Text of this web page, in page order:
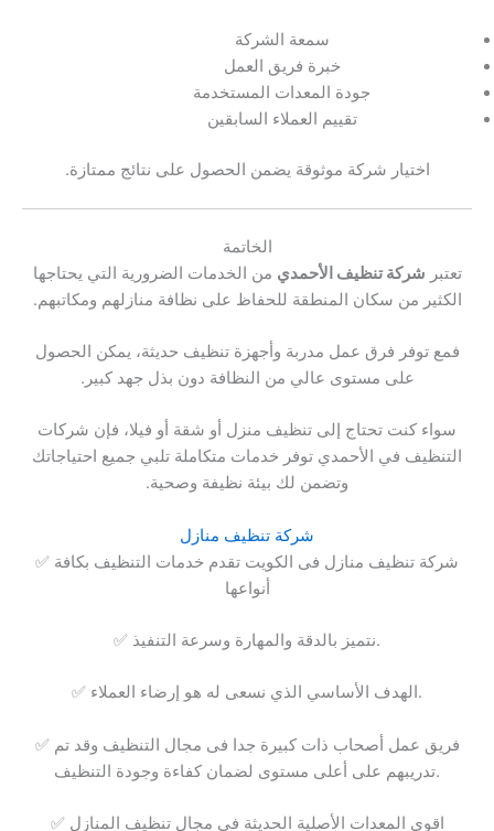
سمعة الشركة
خبرة فريق العمل
جودة المعدات المستخدمة
تقييم العملاء السابقين
اختيار شركة موثوقة يضمن الحصول على نتائج ممتازة.
الخاتمة
تعتبر شركة تنظيف الأحمدي من الخدمات الضرورية التي يحتاجها
الكثير من سكان المنطقة للحفاظ على نظافة منازلهم ومكاتبهم.
فمع توفر فرق عمل مدربة وأجهزة تنظيف حديثة، يمكن الحصول
على مستوى عالي من النظافة دون بذل جهد كبير.
سواء كنت تحتاج إلى تنظيف منزل أو شقة أو فيلا، فإن شركات
التنظيف في الأحمدي توفر خدمات متكاملة تلبي جميع احتياجاتك
وتضمن لك بيئة نظيفة وصحية.
شركة تنظيف منازل
✅ شركة تنظيف منازل فى الكويت تقدم خدمات التنظيف بكافة
أنواعها
✅ نتميز بالدقة والمهارة وسرعة التنفيذ.
✅ الهدف الأساسي الذي نسعى له هو إرضاء العملاء.
✅ فريق عمل أصحاب ذات كبيرة جدا فى مجال التنظيف وقد تم
تدريبهم على أعلى مستوى لضمان كفاءة وجودة التنظيف.
✅ اقوى المعدات الأصلية الحديثة فى مجال تنظيف المنازل